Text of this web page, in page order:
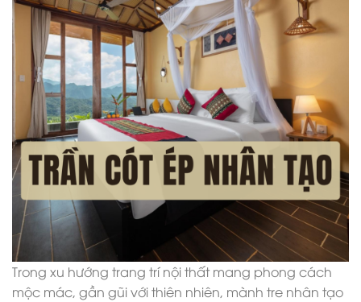
Trong xu hướng trang trí nội thất mang phong cách
mộc mác, gần gũi với thiên nhiên, mành tre nhân tạo